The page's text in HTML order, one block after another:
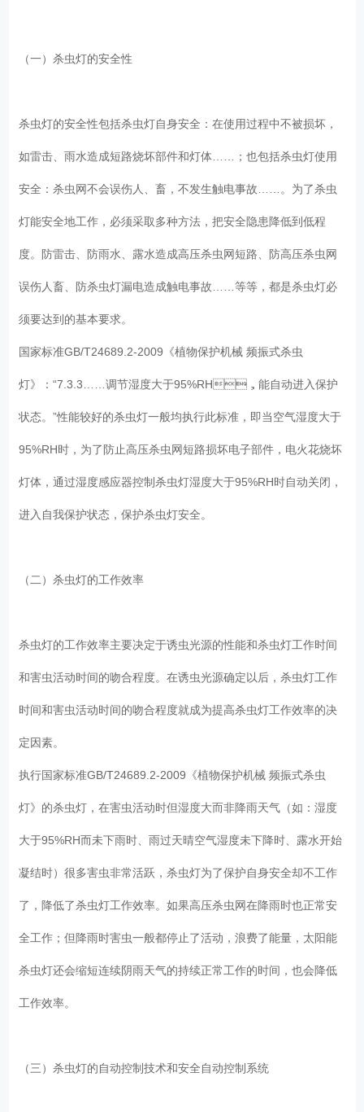
（一）杀虫灯的安全性
杀虫灯的安全性包括杀虫灯自身安全：在使用过程中不被损坏，
如雷击、雨水造成短路烧坏部件和灯体……；也包括杀虫灯使用
安全：杀虫网不会误伤人、畜，不发生触电事故……。为了杀虫
灯能安全地工作，必须采取多种方法，把安全隐患降低到低程
度。防雷击、防雨水、露水造成高压杀虫网短路、防高压杀虫网
误伤人畜、防杀虫灯漏电造成触电事故……等等，都是杀虫灯必
须要达到的基本要求。
国家标准GB/T24689.2-2009《植物保护机械 频振式杀虫
灯》：“7.3.3……调节湿度大于95%RH，能自动进入保护
状态。”性能较好的杀虫灯一般均执行此标准，即当空气湿度大于
95%RH时，为了防止高压杀虫网短路损坏电子部件，电火花烧坏
灯体，通过湿度感应器控制杀虫灯湿度大于95%RH时自动关闭，
进入自我保护状态，保护杀虫灯安全。
（二）杀虫灯的工作效率
杀虫灯的工作效率主要决定于诱虫光源的性能和杀虫灯工作时间
和害虫活动时间的吻合程度。在诱虫光源确定以后，杀虫灯工作
时间和害虫活动时间的吻合程度就成为提高杀虫灯工作效率的决
定因素。
执行国家标准GB/T24689.2-2009《植物保护机械 频振式杀虫
灯》的杀虫灯，在害虫活动时但湿度大而非降雨天气（如：湿度
大于95%RH而未下雨时、雨过天晴空气湿度未下降时、露水开始
凝结时）很多害虫非常活跃，杀虫灯为了保护自身安全却不工作
了，降低了杀虫灯工作效率。如果高压杀虫网在降雨时也正常安
全工作；但降雨时害虫一般都停止了活动，浪费了能量，太阳能
杀虫灯还会缩短连续阴雨天气的持续正常工作的时间，也会降低
工作效率。
（三）杀虫灯的自动控制技术和安全自动控制系统